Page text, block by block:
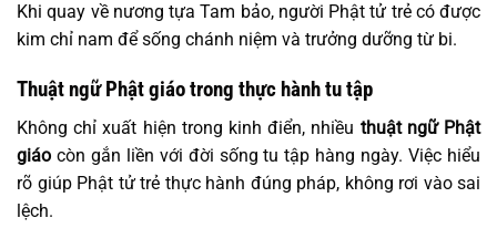
Khi quay về nương tựa Tam bảo, người Phật tử trẻ có được
kim chỉ nam để sống chánh niệm và trưởng dưỡng từ bi.
Thuật ngữ Phật giáo trong thực hành tu tập
Không chỉ xuất hiện trong kinh điển, nhiều thuật ngữ Phật
giáo còn gắn liền với đời sống tu tập hàng ngày. Việc hiểu
rõ giúp Phật tử trẻ thực hành đúng pháp, không rơi vào sai
lệch.